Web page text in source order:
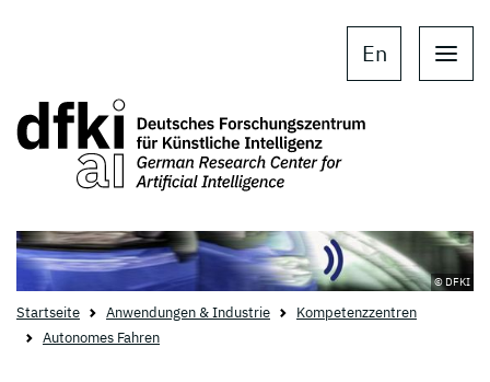
En
© DFKI
Startseite Anwendungen & Industrie
Kompetenzzentren
Autonomes Fahren